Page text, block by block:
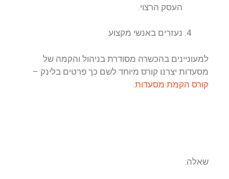
העסק הרצוי.
נעזרים באנשי מקצוע
למעוניינים בהכשרה מסודרת בניהול והקמה של
מסעדות יצרנו קורס מיוחד לשם כך פרטים בלינק –
קורס הקמת מסעדות.
שאלה: